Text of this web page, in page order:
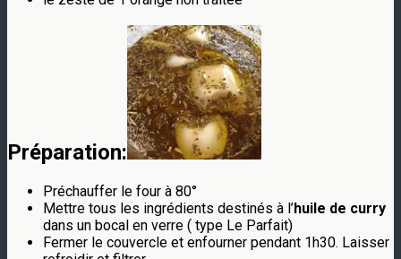
Préparation:
Préchauffer le four à 80°
Mettre tous les ingrédients destinés à l’huile de curry
dans un bocal en verre ( type Le Parfait)
Fermer le couvercle et enfourner pendant 1h30. Laisser